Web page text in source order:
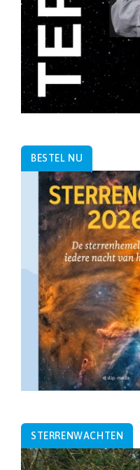
BESTEL NU
STERRENWACHTEN